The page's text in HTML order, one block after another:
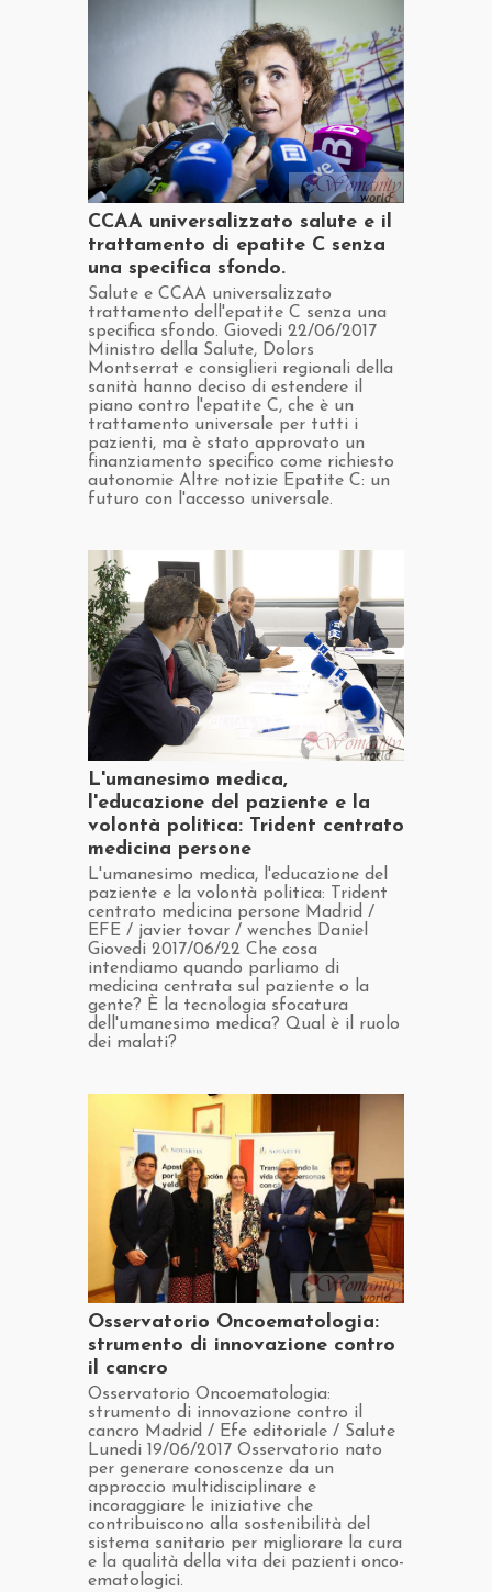
​CCAA universalizzato salute e il
trattamento di epatite C senza
una specifica sfondo.
​Salute e CCAA universalizzato
trattamento dell'epatite C senza una
specifica sfondo. Giovedi 22/06/2017
Ministro della Salute, Dolors
Montserrat e consiglieri regionali della
sanità hanno deciso di estendere il
piano contro l'epatite C, che è un
trattamento universale per tutti i
pazienti, ma è stato approvato un
finanziamento specifico come richiesto
autonomie Altre notizie Epatite C: un
futuro con l'accesso universale.
​L'umanesimo medica,
l'educazione del paziente e la
volontà politica: Trident centrato
medicina persone
​L'umanesimo medica, l'educazione del
paziente e la volontà politica: Trident
centrato medicina persone Madrid /
EFE / javier tovar / wenches Daniel
Giovedi 2017/06/22 Che cosa
intendiamo quando parliamo di
medicina centrata sul paziente o la
gente? È la tecnologia sfocatura
dell'umanesimo medica? Qual è il ruolo
dei malati?
​Osservatorio Oncoematologia:
strumento di innovazione contro
il cancro
​Osservatorio Oncoematologia:
strumento di innovazione contro il
cancro Madrid / Efe editoriale / Salute
Lunedi 19/06/2017 Osservatorio nato
per generare conoscenze da un
approccio multidisciplinare e
incoraggiare le iniziative che
contribuiscono alla sostenibilità del
sistema sanitario per migliorare la cura
e la qualità della vita dei pazienti onco-
ematologici.